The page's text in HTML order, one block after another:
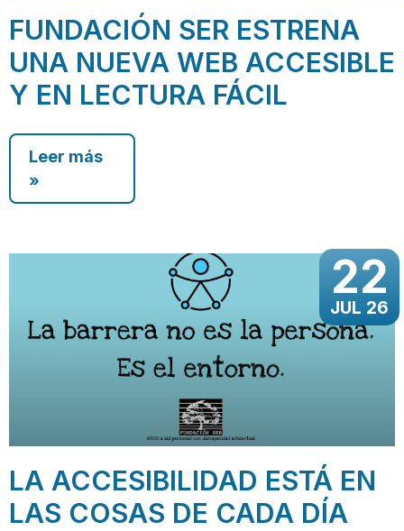
FUNDACIÓN SER ESTRENA
UNA NUEVA WEB ACCESIBLE
Y EN LECTURA FÁCIL
Leer más
»
22
JUL 26
LA ACCESIBILIDAD ESTÁ EN
LAS COSAS DE CADA DÍA